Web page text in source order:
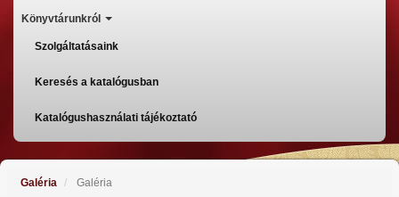
Könyvtárunkról
Szolgáltatásaink
Keresés a katalógusban
Katalógushasználati tájékoztató
Galéria Galéria